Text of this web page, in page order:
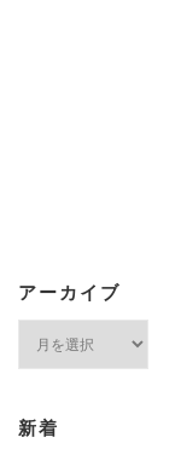
アーカイブ
ブ
新着